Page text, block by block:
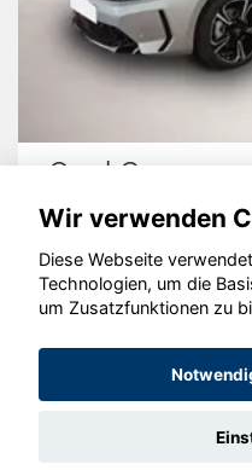
Opel Corsa
©
Wir verwenden
Diese Webseite
Technologien, um die
um Zusatzfunktionen zu